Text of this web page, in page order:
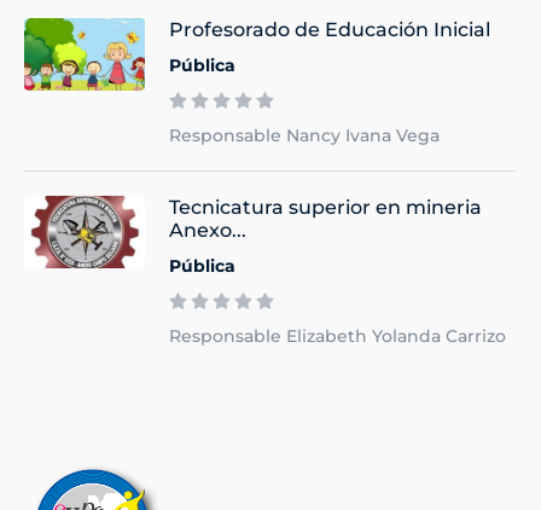
Profesorado de Educación Inicial
Pública
Responsable Nancy Ivana Vega
Tecnicatura superior en mineria
Anexo...
Pública
Responsable Elizabeth Yolanda Carrizo